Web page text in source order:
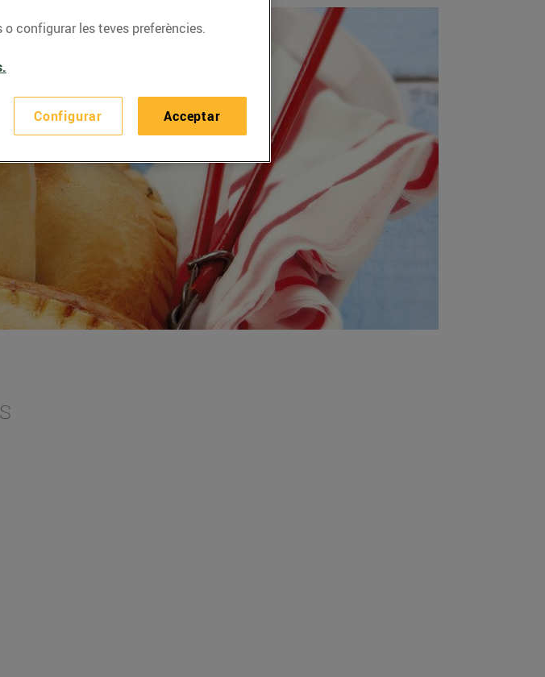
configurar les teves preferències.
Configurar Acceptar